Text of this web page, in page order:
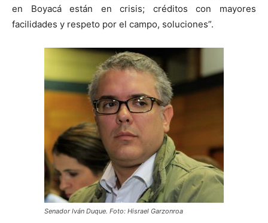
en Boyacá están en crisis; créditos con mayores
facilidades y respeto por el campo, soluciones”.
Senador Iván Duque. Foto: Hisrael Garzonroa